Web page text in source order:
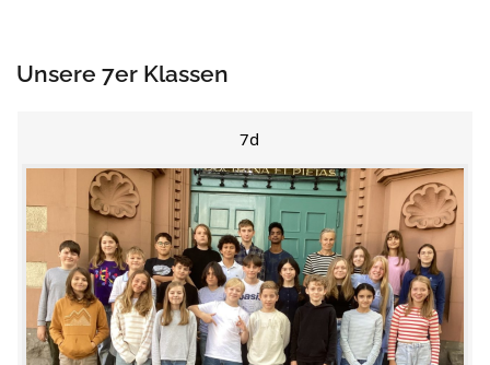
Unsere 7er Klassen
7d